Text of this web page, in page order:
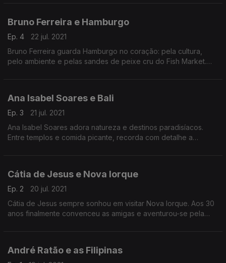
Bruno Ferreira e Hamburgo
Ep. 4
22 jul. 2021
Bruno Ferreira guarda Hamburgo no coração: pela cultura,
pelo ambiente e pelas sandes de peixe cru do Fish Market.
Ana Isabel Soares e Bali
Ep. 3
21 jul. 2021
Ana Isabel Soares adora natureza e destinos paradisíacos.
Entre templos e comida picante, recorda com detalhe a
Cátia de Jesus e Nova Iorque
Ep. 2
20 jul. 2021
Cátia de Jesus sempre sonhou em visitar Nova Iorque. Aos 30
anos finalmente convenceu as amigas e aventurou-se pela
André Ratão e as Filipinas